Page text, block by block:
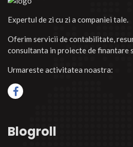
Expertul de zi cu zi a companiei tale.
Oferim servicii de contabilitate,
consultanta in proiecte de finantare
Urmareste activitatea noastra:
Blogroll